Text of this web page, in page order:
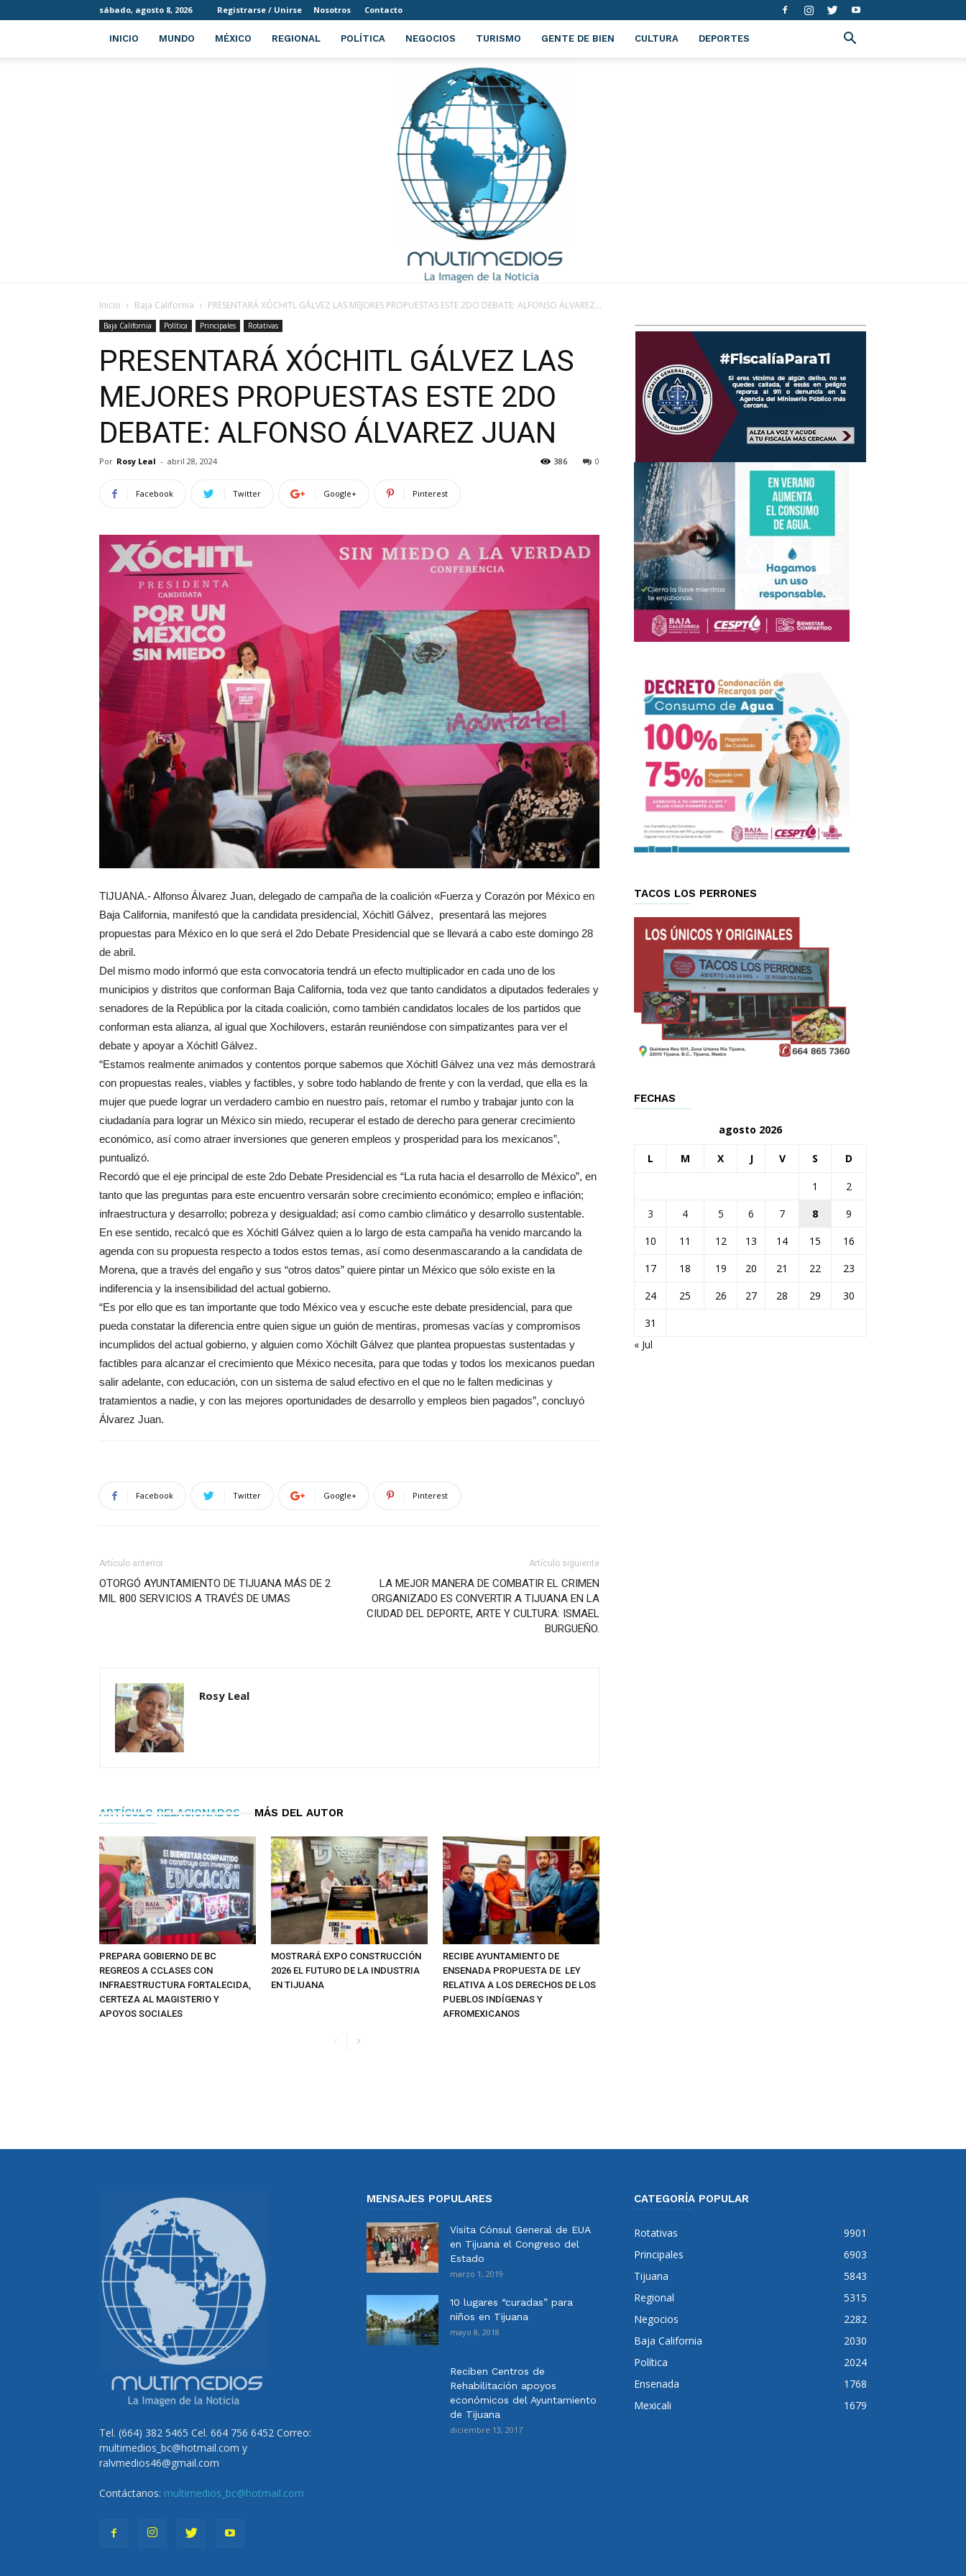
sábado, agosto 8, 2026 Registrarse / Unirse Nosotros Contacto
INICIO MUNDO MÉXICO REGIONAL POLÍTICA NEGOCIOS TURISMO GENTE DE BIEN CULTURA DEPORTES
Inicio Baja California PRESENTARÁ XÓCHITL GÁLVEZ LAS MEJORES PROPUESTAS ESTE 2DO DEBATE: ALFONSO ÁLVAREZ...
Baja California Política Principales Rotativas
PRESENTARÁ XÓCHITL GÁLVEZ LAS
MEJORES PROPUESTAS ESTE 2DO
DEBATE: ALFONSO ÁLVAREZ JUAN
Por Rosy Leal - abril 28, 2024 0
386
Facebook Twitter Google+ Pinterest
TIJUANA.- Alfonso Álvarez Juan, delegado de campaña de la coalición «Fuerza y Corazón por México en
Baja California, manifestó que la candidata presidencial, Xóchitl Gálvez, presentará las mejores
propuestas para México en lo que será el 2do Debate Presidencial que se llevará a cabo este domingo 28
de abril.
Del mismo modo informó que esta convocatoria tendrá un efecto multiplicador en cada uno de los
municipios y distritos que conforman Baja California, toda vez que tanto candidatos a diputados federales y
senadores de la República por la citada coalición, como también candidatos locales de los partidos que
conforman esta alianza, al igual que Xochilovers, estarán reuniéndose con simpatizantes para ver el
debate y apoyar a Xóchitl Gálvez.
“Estamos realmente animados y contentos porque sabemos que Xóchitl Gálvez una vez más demostrará
con propuestas reales, viables y factibles, y sobre todo hablando de frente y con la verdad, que ella es la
mujer que puede lograr un verdadero cambio en nuestro país, retomar el rumbo y trabajar junto con la
ciudadanía para lograr un México sin miedo, recuperar el estado de derecho para generar crecimiento
económico, así como atraer inversiones que generen empleos y prosperidad para los mexicanos”,
puntualizó.
Recordó que el eje principal de este 2do Debate Presidencial es “La ruta hacia el desarrollo de México”, en
tanto que las preguntas para este encuentro versarán sobre crecimiento económico; empleo e inflación;
infraestructura y desarrollo; pobreza y desigualdad; así como cambio climático y desarrollo sustentable.
En ese sentido, recalcó que es Xóchitl Gálvez quien a lo largo de esta campaña ha venido marcando la
agenda con su propuesta respecto a todos estos temas, así como desenmascarando a la candidata de
Morena, que a través del engaño y sus “otros datos” quiere pintar un México que sólo existe en la
indiferencia y la insensibilidad del actual gobierno.
“Es por ello que es tan importante que todo México vea y escuche este debate presidencial, para que
pueda constatar la diferencia entre quien sigue un guión de mentiras, promesas vacías y compromisos
incumplidos del actual gobierno, y alguien como Xóchilt Gálvez que plantea propuestas sustentadas y
factibles para alcanzar el crecimiento que México necesita, para que todas y todos los mexicanos puedan
salir adelante, con educación, con un sistema de salud efectivo en el que no le falten medicinas y
tratamientos a nadie, y con las mejores oportunidades de desarrollo y empleos bien pagados”, concluyó
Álvarez Juan.
Facebook Twitter Google+ Pinterest
Artículo anterior
OTORGÓ AYUNTAMIENTO DE TIJUANA MÁS DE 2
MIL 800 SERVICIOS A TRAVÉS DE UMAS
Artículo siguiente
LA MEJOR MANERA DE COMBATIR EL CRIMEN
ORGANIZADO ES CONVERTIR A TIJUANA EN LA
CIUDAD DEL DEPORTE, ARTE Y CULTURA: ISMAEL
BURGUEÑO.
Rosy Leal
ARTÍCULO RELACIONADOS MÁS DEL AUTOR
PREPARA GOBIERNO DE BC
REGREOS A CCLASES CON
INFRAESTRUCTURA FORTALECIDA,
CERTEZA AL MAGISTERIO Y
APOYOS SOCIALES
MOSTRARÁ EXPO CONSTRUCCIÓN
2026 EL FUTURO DE LA INDUSTRIA
EN TIJUANA
RECIBE AYUNTAMIENTO DE
ENSENADA PROPUESTA DE LEY
RELATIVA A LOS DERECHOS DE LOS
PUEBLOS INDÍGENAS Y
AFROMEXICANOS
TACOS LOS PERRONES
FECHAS
agosto 2026
L M X J V S D
1
2
3
4 5 6 7 8
9
10
11 12 13 14 15
16
17
18 19 20 21 22
23
24
25 26 27 28 29
30
31
« Jul
Tel. (664) 382 5465 Cel. 664 756 6452 Correo:
multimedios_bc@hotmail.com y
ralvmedios46@gmail.com
Contáctanos: multimedios_bc@hotmail.com
MENSAJES POPULARES
Visita Cónsul General de EUA
en Tijuana el Congreso del
Estado
marzo 1, 2019
10 lugares “curadas” para
niños en Tijuana
mayo 8, 2018
Reciben Centros de
Rehabilitación apoyos
económicos del Ayuntamiento
de Tijuana
diciembre 13, 2017
CATEGORÍA POPULAR
Rotativas
9901
Principales
6903
Tijuana
5843
Regional
5315
Negocios
2282
Baja California
2030
Política
2024
Ensenada
1768
Mexicali
1679